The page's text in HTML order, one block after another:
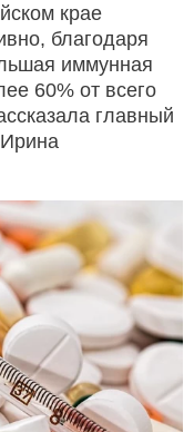
крае
благодаря
иммунная
60% от всего
главный